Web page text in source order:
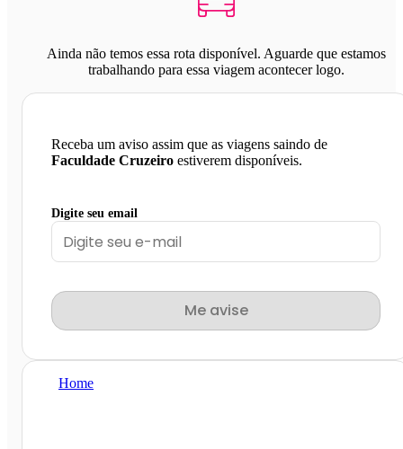
Ainda não temos essa rota disponível. Aguarde que estamos
trabalhando para essa viagem acontecer logo.
Receba um aviso assim que as viagens saindo de
Faculdade Cruzeiro estiverem disponíveis.
Digite seu email
Me avise
Home